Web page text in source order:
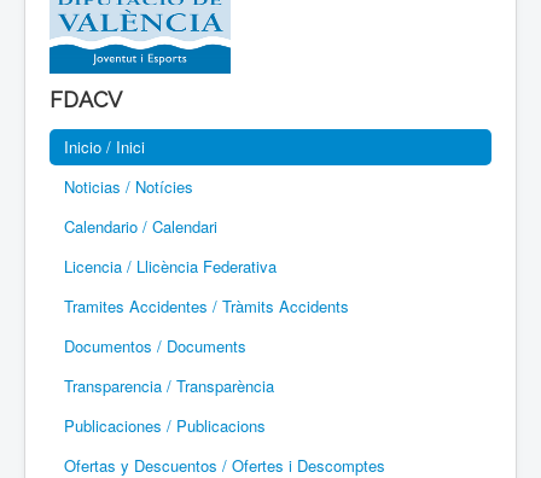
Ala Delta
Paracaidismo / Paracaigudisme
Paramotor
Parapente / Parapent
Ultraligeros / Ultralleugers
Vuelo Con Motor / Vol Amb Motor
FDACV
Inicio / Inici
Noticias / Notícies
Calendario / Calendari
Licencia / Llicència Federativa
Tramites Accidentes / Tràmits Accidents
Documentos / Documents
Transparencia / Transparència
Publicaciones / Publicacions
Ofertas y Descuentos / Ofertes i Descomptes